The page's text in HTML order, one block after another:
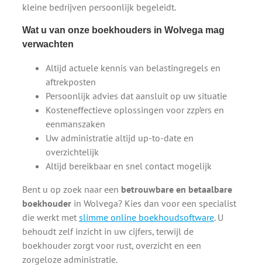
kleine bedrijven persoonlijk begeleidt.
Wat u van onze boekhouders in Wolvega mag
verwachten
Altijd actuele kennis van belastingregels en
aftrekposten
Persoonlijk advies dat aansluit op uw situatie
Kosteneffectieve oplossingen voor zzp’ers en
eenmanszaken
Uw administratie altijd up-to-date en
overzichtelijk
Altijd bereikbaar en snel contact mogelijk
Bent u op zoek naar een betrouwbare en betaalbare
boekhouder in Wolvega? Kies dan voor een specialist
die werkt met slimme online boekhoudsoftware. U
behoudt zelf inzicht in uw cijfers, terwijl de
boekhouder zorgt voor rust, overzicht en een
zorgeloze administratie.